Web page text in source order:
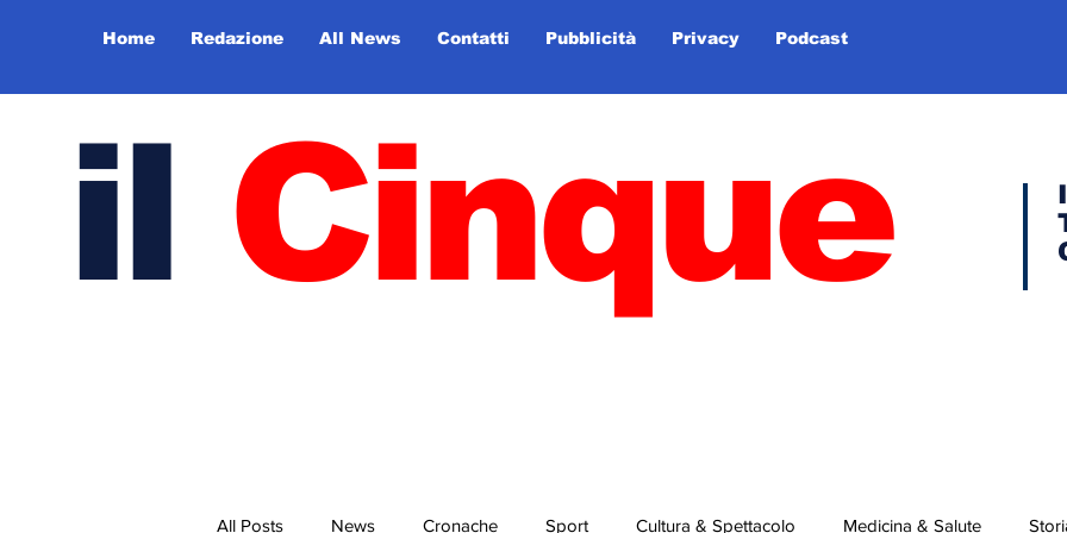
Home Redazione All News Contatti Pubblicità Privacy Podcast
il Cinque
All Posts News Cronache Sport Cultura & Spettacolo Medicina & Salute